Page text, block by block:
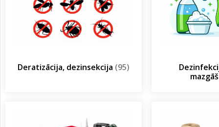
Deratizācija, dezinsekcija (95)